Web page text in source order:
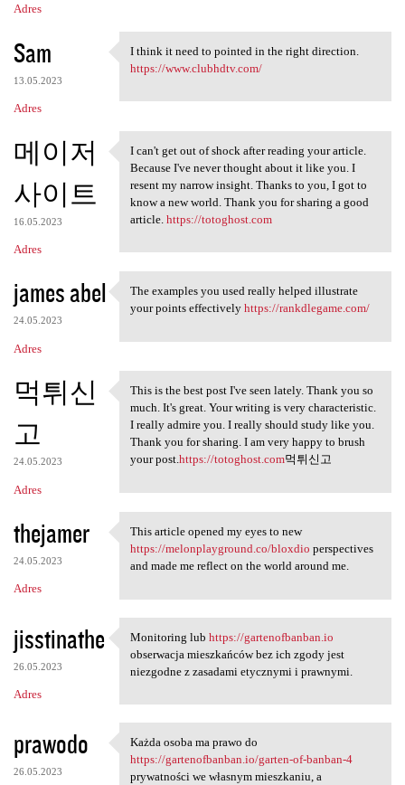
Adres
Sam
13.05.2023
Adres
I think it need to pointed in
I think it need to pointed in the right direction.
https://www.clubhdtv.com/
메이저
사이트
16.05.2023
Adres
I can't get out of shock
I can't get out of shock after reading your article.
Because I've never thought about it like you. I
resent my narrow insight. Thanks to you, I got to
know a new world. Thank you for sharing a good
article. https://totoghost.com
james abel
24.05.2023
Adres
The examples you used really
The examples you used really helped illustrate
your points effectively https://rankdlegame.com/
먹튀신
고
24.05.2023
Adres
This is the best post I've
This is the best post I've seen lately. Thank you so
much. It's great. Your writing is very characteristic.
I really admire you. I really should study like you.
Thank you for sharing. I am very happy to brush
your post.https://totoghost.com먹튀신고
thejamer
24.05.2023
Adres
This article opened my eyes
This article opened my eyes to new
https://melonplayground.co/bloxdio perspectives
and made me reflect on the world around me.
jisstinathe
26.05.2023
Adres
Monitoring lub https:/
Monitoring lub https://gartenofbanban.io
obserwacja mieszkańców bez ich zgody jest
niezgodne z zasadami etycznymi i prawnymi.
prawodo
26.05.2023
Każda osoba ma prawo do https
Każda osoba ma prawo do
https://gartenofbanban.io/garten-of-banban-4
prywatności we własnym mieszkaniu, a